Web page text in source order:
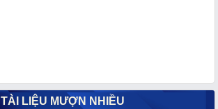
TÀI LIỆU MƯỢN NHIỀU